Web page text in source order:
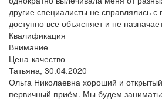
другие специалисты не справлялись с
доступно все объясняет и не
Квалификация
Внимание
Цена-качество
Татьяна, 30.04.2020
Ольга Николаевна хороший и
первичный приём. Мы будем